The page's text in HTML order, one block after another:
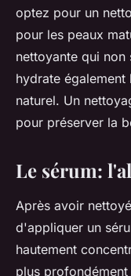
optez pour un
pour les peaux
nettoyante qui non
hydrate
naturel. Un
pour préserver la
Le sérum:
Après avoir
d'appliquer un
hautement
plus